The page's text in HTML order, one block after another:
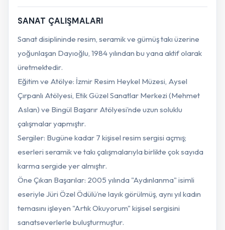
SANAT ÇALIŞMALARI
Sanat disiplininde resim, seramik ve gümüş takı üzerine
yoğunlaşan Dayıoğlu, 1984 yılından bu yana aktif olarak
üretmektedir.
Eğitim ve Atölye: İzmir Resim Heykel Müzesi, Aysel
Çırpanlı Atölyesi, Etik Güzel Sanatlar Merkezi (Mehmet
Aslan) ve Bingül Başarır Atölyesi’nde uzun soluklu
çalışmalar yapmıştır.
Sergiler: Bugüne kadar 7 kişisel resim sergisi açmış;
eserleri seramik ve takı çalışmalarıyla birlikte çok sayıda
karma sergide yer almıştır.
Öne Çıkan Başarılar: 2005 yılında "Aydınlanma" isimli
eseriyle Jüri Özel Ödülü’ne layık görülmüş, aynı yıl kadın
temasını işleyen "Artık Okuyorum" kişisel sergisini
sanatseverlerle buluşturmuştur.